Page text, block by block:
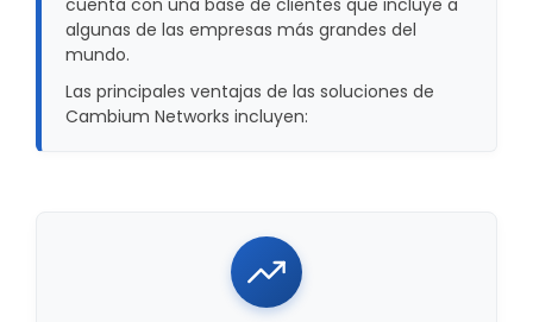
cuenta con una base de clientes que incluye a
algunas de las empresas más grandes del
mundo.
Las principales ventajas de las soluciones de
Cambium Networks incluyen: